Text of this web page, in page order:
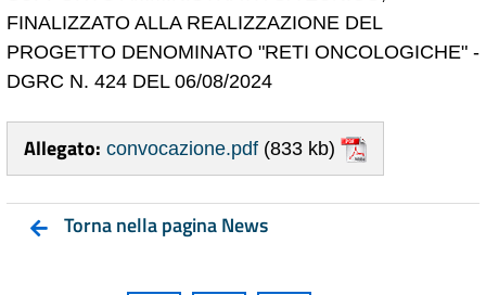
FINALIZZATO ALLA REALIZZAZIONE DEL
PROGETTO DENOMINATO "RETI ONCOLOGICHE" -
DGRC N. 424 DEL 06/08/2024
Allegato: convocazione.pdf (833 kb)
Torna nella pagina News